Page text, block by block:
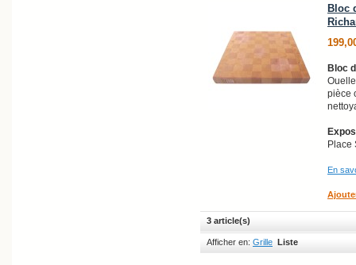
Bloc
Bloc
pièce
Place
En
3 article(s)
Afficher en: Grille Liste